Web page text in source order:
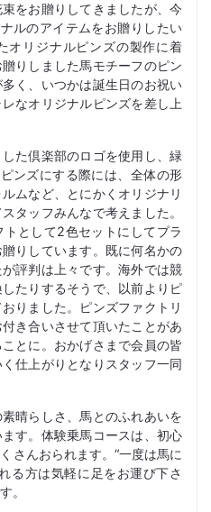
をお贈りしてきましたが、今
ルのアイテムをお贈りしたい
オリジナルピンズの製作に着
りしました馬モチーフのピン
く、いつかは誕生日のお祝い
なオリジナルピンズを差し上
た倶楽部のロゴを使用し、緑
ンズにする際には、全体の形
ムなど、とにかくオリジナリ
タッフみんなで考えました。
として2色セットにしてプラ
りしています。既に何名かの
評判は上々です。海外では競
たりするそうで、以前よりピ
りました。ピンズファクトリ
き合いさせて頂いたことがあ
とに。おかげさまで会員の皆
仕上がりとなりスタッフ一同
晴らしさ、馬とのふれあいを
す。体験乗馬コースは、初心
さんおられます。“一度は馬に
る方は気軽に足をお運び下さ
。